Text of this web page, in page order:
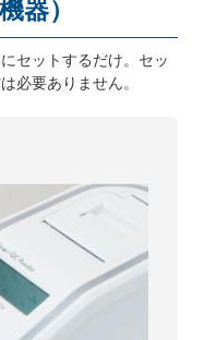
器）
セットするだけ。セッ
必要ありません。